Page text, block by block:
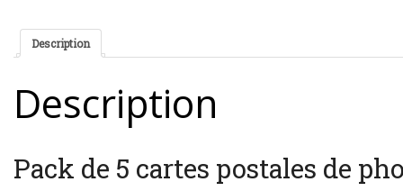
Description
Description
Pack de 5 cartes postales de